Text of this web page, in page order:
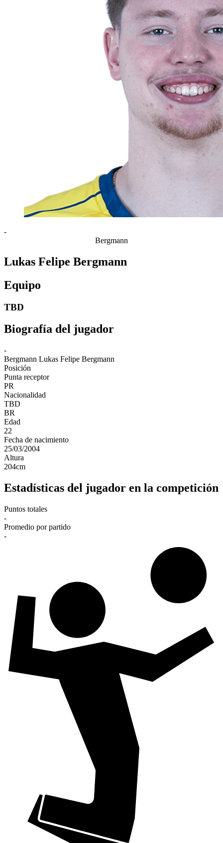
-
Bergmann
Lukas Felipe Bergmann
Equipo
TBD
Biografía del jugador
-
Bergmann Lukas Felipe Bergmann
Posición
Punta receptor
PR
Nacionalidad
TBD
BR
Edad
22
Fecha de nacimiento
25/03/2004
Altura
204cm
Estadísticas del jugador en la competición
Puntos totales
-
Promedio por partido
-